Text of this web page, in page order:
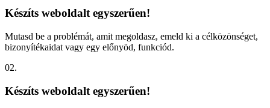
Készíts weboldalt egyszerűen!
Mutasd be a problémát, amit megoldasz, emeld ki a célközönséget,
bizonyítékaidat vagy egy előnyöd, funkciód.
02.
Készíts weboldalt egyszerűen!